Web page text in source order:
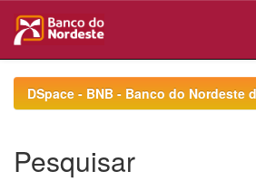
navigationDSpace - BNB - Banco do Nordeste
Pesquisar